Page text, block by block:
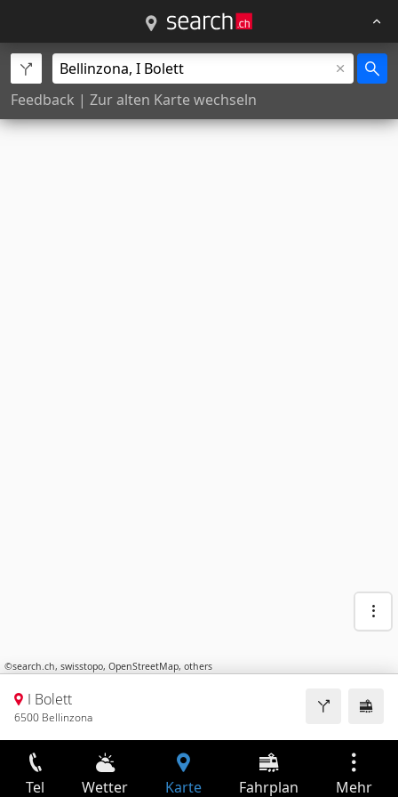
Feedback | Zur alten Karte wechseln
©search.ch, swisstopo, OpenStreetMap, others
I Bolett
6500 Bellinzona
Tel Wetter Karte Fahrplan Mehr